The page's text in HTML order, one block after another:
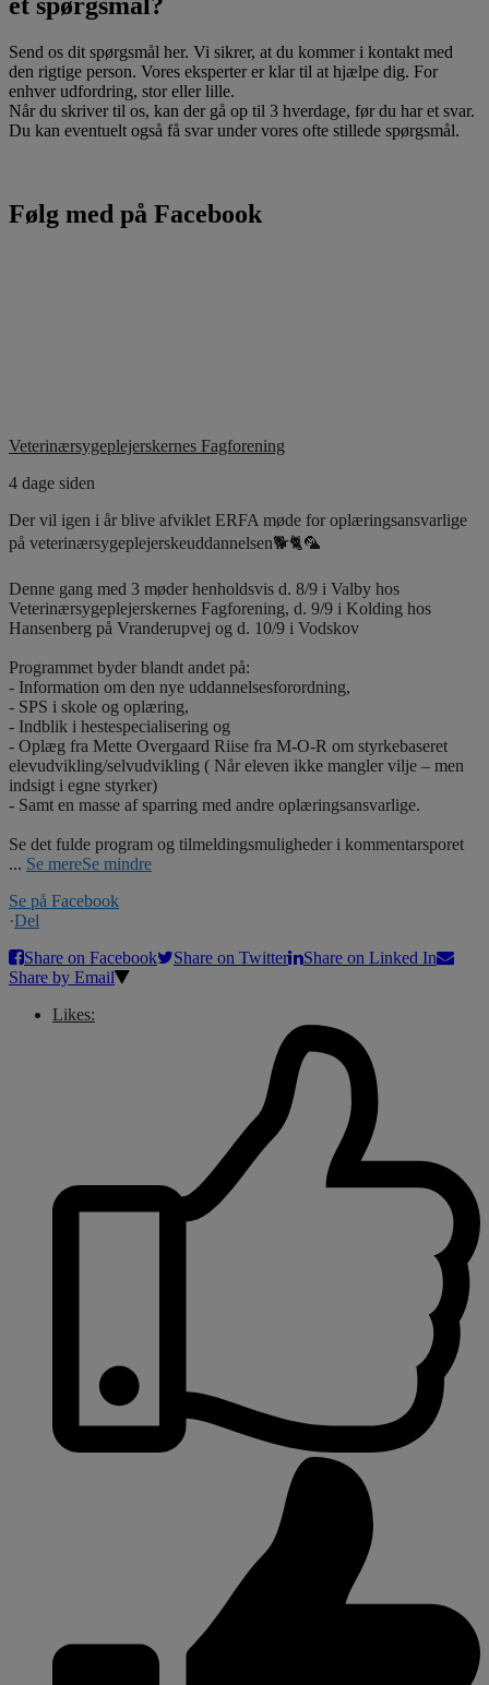
Send os dit spørgsmål her. Vi sikrer, at du kommer i kontakt med
den rigtige person. Vores eksperter er klar til at hjælpe dig. For
enhver udfordring, stor eller lille.
Når du skriver til os, kan der gå op til 3 hverdage, før du har et svar.
Du kan eventuelt også få svar under vores ofte stillede spørgsmål.
Følg med på Facebook
Veterinærsygeplejerskernes Fagforening
4 dage siden
Der vil igen i år blive afviklet ERFA møde for oplæringsansvarlige
på veterinærsygeplejerskeuddannelsen🐕🐈🦜
Denne gang med 3 møder henholdsvis d. 8/9 i Valby hos
Veterinærsygeplejerskernes Fagforening, d. 9/9 i Kolding hos
Hansenberg på Vranderupvej og d. 10/9 i Vodskov
Programmet byder blandt andet på:
- Information om den nye uddannelsesforordning,
- SPS i skole og oplæring,
- Indblik i hestespecialisering og
- Oplæg fra Mette Overgaard Riise fra M-O-R om styrkebaseret
elevudvikling/selvudvikling ( Når eleven ikke mangler vilje – men
indsigt i egne styrker)
- Samt en masse af sparring med andre oplæringsansvarlige.
Se det fulde program og tilmeldingsmuligheder i kommentarsporet
... Se mereSe mindre
Se på Facebook
·Del
Share on Facebook
Share on Twitter
Share on Linked In
Share by Email
Likes: